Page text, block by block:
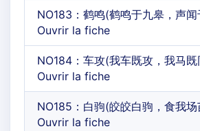
NO183：鹤鸣(鹤鸣于九皋，声
Ouvrir la fiche
NO184：车攻(我车既攻，我马既
Ouvrir la fiche
NO185：白驹(皎皎白驹，食我场
Ouvrir la fiche